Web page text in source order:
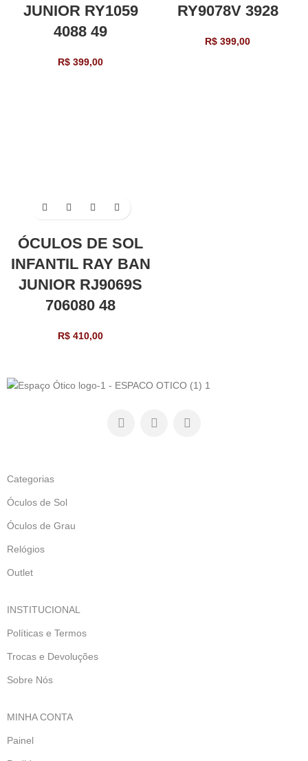
JUNIOR RY1059
4088 49
R$ 399,00
RY9078V 3928
R$ 399,00
ÓCULOS DE SOL
INFANTIL RAY BAN
JUNIOR RJ9069S
706080 48
R$ 410,00
Categorias
Óculos de Sol
Óculos de Grau
Relógios
Outlet
INSTITUCIONAL
Políticas e Termos
Trocas e Devoluções
Sobre Nós
MINHA CONTA
Painel